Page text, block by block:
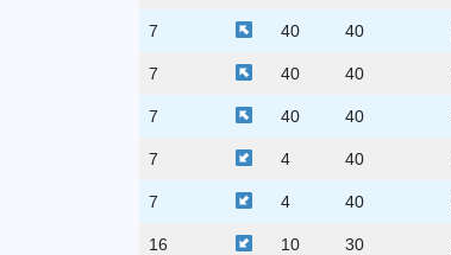
7 40 40
7 40 40
7 40 40
7 4 40
7 4 40
16 10 30